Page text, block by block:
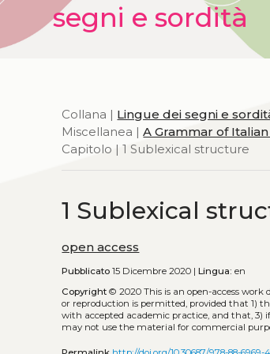
segni e sordità
Collana | Lingue dei segni e
Miscellanea |A Grammar of
Capitolo | 1 Sublexical structure
1 Sublexical
open access
Pubblicato 15 Dicembre 2020 |Lingua: en
Copyright © 2020This is an open-access
or reproduction is permitted, provided that 1)
with accepted academic practice, and that, 3)
may not use the material for commercial